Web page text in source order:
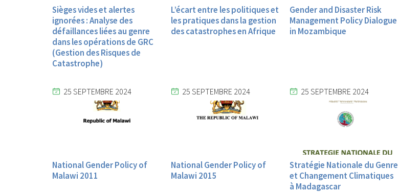
Sièges vides et alertes
ignorées : Analyse des
défaillances liées au genre
dans les opérations de GRC
(Gestion des Risques de
Catastrophe)
L’écart entre les politiques et
les pratiques dans la gestion
des catastrophes en Afrique
Gender and Disaster Risk
Management Policy Dialogue
in Mozambique
25 SEPTEMBRE 2024
National Gender Policy of
Malawi 2011
25 SEPTEMBRE 2024
National Gender Policy of
Malawi 2015
25 SEPTEMBRE 2024
Stratégie Nationale du Genre
et Changement Climatiques
à Madagascar